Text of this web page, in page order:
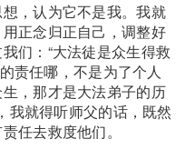
，认为它不是我。我就
正念归正自己，调整好
们：“大法徒是众生得救
责任哪，不是为了个人
，那才是大法弟子的历
我就得听师父的话，既然
任去救度他们。